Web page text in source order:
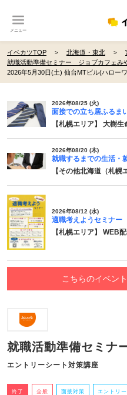
メニュー
イベカツTOP 北海道・東北
就職活動準備セミナー ジョブカフェみ
2026年5月30日(土) 仙台MTビル(ハロー
2026年08/25 (火)
面接での立ち居ふるま
【札幌エリア】 大樹
2026年08/20 (木)
就職するまでの生活・
【その他北海道（札
2026年08/12 (水)
適職考えようセミナ
【札幌エリア】 WEB
こちらのイベン
就職活動準備セミナ
エントリーシート対策講座
終了 全般 面接対策 エントリ